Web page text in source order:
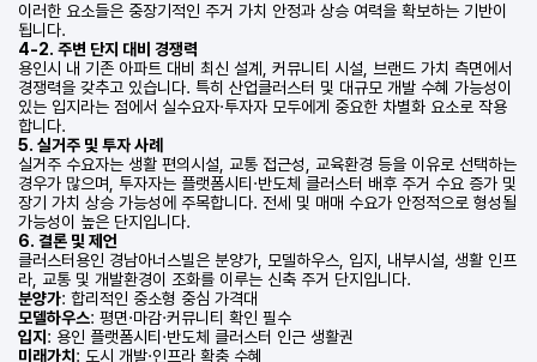
이러한 요소들은 중장기적인 주거 가치 안정과 상승 여력을 확보하는 기반이
됩니다.
4-2. 주변 단지 대비 경쟁력
용인시 내 기존 아파트 대비 최신 설계, 커뮤니티 시설, 브랜드 가치 측면에서
경쟁력을 갖추고 있습니다. 특히 산업클러스터 및 대규모 개발 수혜 가능성이
있는 입지라는 점에서 실수요자·투자자 모두에게 중요한 차별화 요소로 작용
합니다.
5. 실거주 및 투자 사례
실거주 수요자는 생활 편의시설, 교통 접근성, 교육환경 등을 이유로 선택하는
경우가 많으며, 투자자는 플랫폼시티·반도체 클러스터 배후 주거 수요 증가 및
장기 가치 상승 가능성에 주목합니다. 전세 및 매매 수요가 안정적으로 형성될
가능성이 높은 단지입니다.
6. 결론 및 제언
클러스터용인 경남아너스빌은 분양가, 모델하우스, 입지, 내부시설, 생활 인프
라, 교통 및 개발환경이 조화를 이루는 신축 주거 단지입니다.
분양가: 합리적인 중소형 중심 가격대
모델하우스: 평면·마감·커뮤니티 확인 필수
입지 : 용인 플랫폼시티·반도체 클러스터 인근 생활권
미래가치 : 도시 개발·인프라 확충 수혜